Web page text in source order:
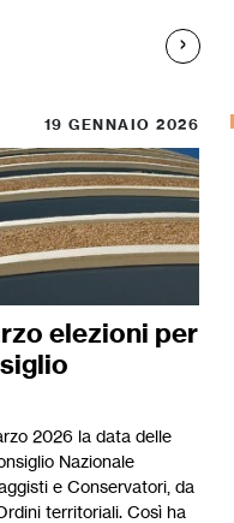
19 GENNAIO 2026
elezioni per
2026 la data delle
Nazionale
e Conservatori, da
territoriali. Così ha